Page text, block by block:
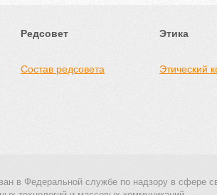
Редсовет
Состав редсовета
Этика
Этический
в Федеральной службе по надзору в сфере